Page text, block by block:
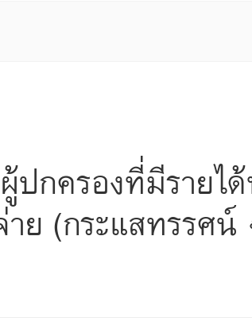
ปกครองที่มีรายไ
ย (กระแสทรรศ